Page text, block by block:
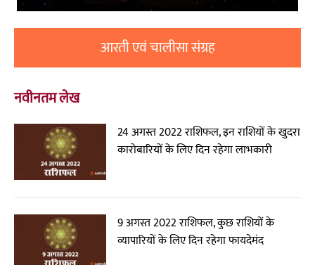
आरती एवं चालीसा संग्रह
नवीनतम लेख
24 अगस्त 2022 राशिफल, इन राशियों के खुदरा
कारोबारियों के लिए दिन रहेगा लाभकारी
9 अगस्त 2022 राशिफल, कुछ राशियों के
व्यापारियों के लिए दिन रहेगा फायदेमंद